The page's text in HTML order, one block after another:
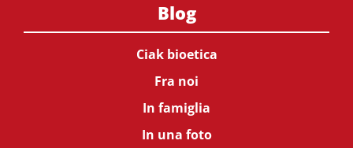
Blog
Ciak bioetica
Fra noi
In famiglia
In una foto